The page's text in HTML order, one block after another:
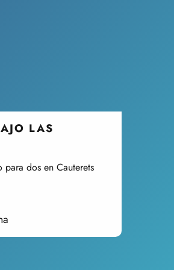
LAS
para dos en Cauterets